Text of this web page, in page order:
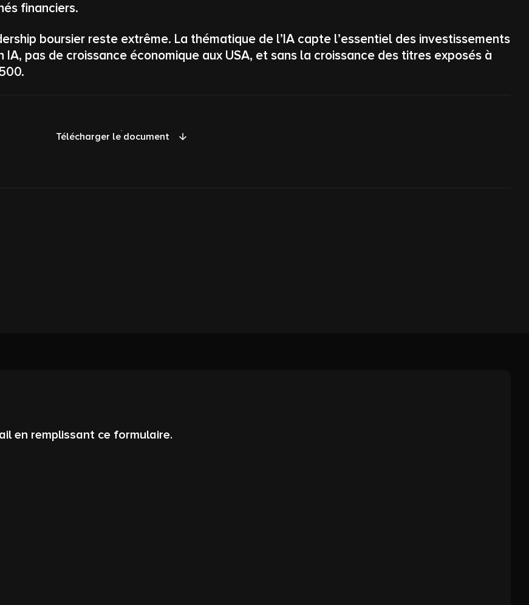
financiers.
boursier reste extrême. La thématique de l’IA capte l’essentiel des investissements
pas de croissance économique aux USA, et sans la croissance des titres exposés à
Télécharger le document
en remplissant ce formulaire.